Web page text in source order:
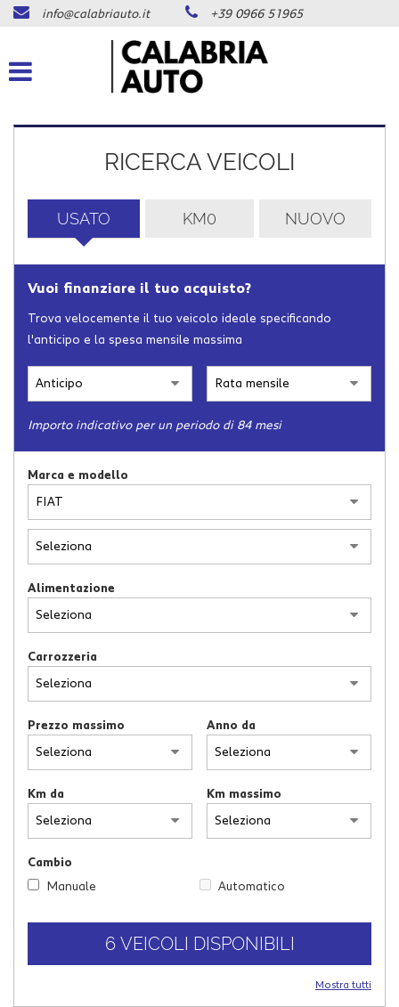
info@calabriauto.it +39 0966 51965
RICERCA VEICOLI
USATO KM0 NUOVO
Vuoi finanziare il tuo acquisto?
Trova velocemente il tuo veicolo ideale specificando
l'anticipo e la spesa mensile massima
Importo indicativo per un periodo di 84 mesi
Marca e modello
Alimentazione
Carrozzeria
Prezzo massimo Anno da
Km da Km massimo
Cambio
Manuale
Automatico
6 VEICOLI DISPONIBILI
Mostra tutti
preferenze
di
esprimere
le
tue
di
consenso
tecnologie
tracciamento
che
offrire
e
svolgere
le
attività
di
seguito
descritte.
Per
maggiori
sull'utilità
di
questi
tracciamento
si
alla